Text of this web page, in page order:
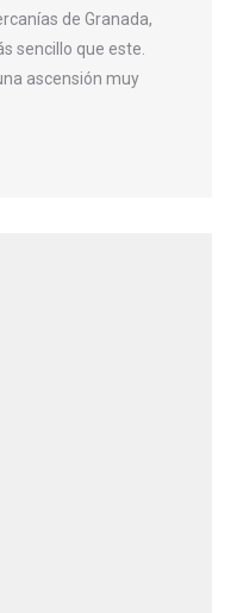
de Granada,
sencillo que este.
ascensión muy